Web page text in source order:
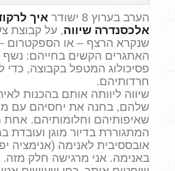
הערב בערוץ 8 ישודר איך
אלכסנדרה שיווה, על קבוצת
שנקרא הרצף – או הספקטרום
האתגרים הקשים בחייהם: נשף
פסיכולוג המטפל בקבוצה,
חרדותיהם.
שיווה ליוותה אותם בהכנות
שלהם, בחנה את יחסיהם עם
שאיפותיהם וחלומותיהם. אחת
המתגוררת בדיור מוגן ועובדת
אובססיבית לאנימה (אנימציה
באנימה. אני מרגישה חלק